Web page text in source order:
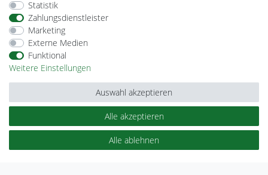
Gebrauchtlicht
Ledkauf
DEYESOLAR
Lightech Connect
CardanLight Europe
FORTIMO LEDs
Cardanlight-Shop
Daten­schutz­erklärung
Statistik
Zahlungsdienstleister
Marketing
Externe Medien
Funktional
Weitere Einstellungen
Alle akzeptieren
Alle ablehnen
Auswahl akzeptieren